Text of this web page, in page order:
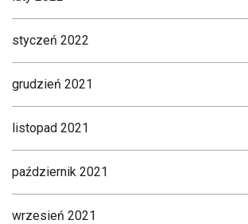
styczeń 2022
grudzień 2021
listopad 2021
październik 2021
wrzesień 2021